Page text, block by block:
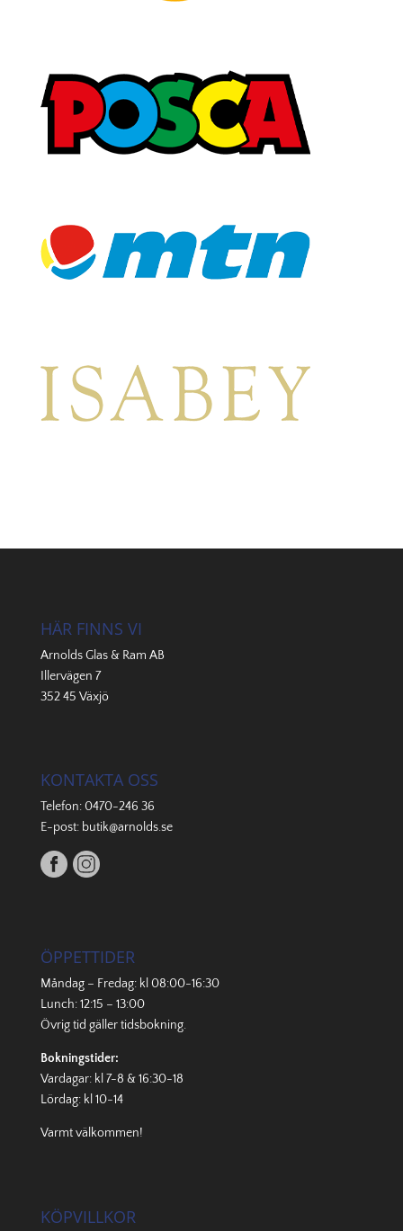
HÄR FINNS VI
Arnolds Glas & Ram AB
Illervägen 7
352 45 Växjö
KONTAKTA OSS
Telefon:0470-246 36
E-post: butik@arnolds.se
ÖPPETTIDER
Måndag – Fredag: kl 08:00-16:30
Lunch: 12:15 – 13:00
Övrig tid gällertidsbokning.
Bokningstider:
Vardagar: kl 7-8 & 16:30-18
Lördag: kl 10-14
Varmt välkommen!
KÖPVILLKOR